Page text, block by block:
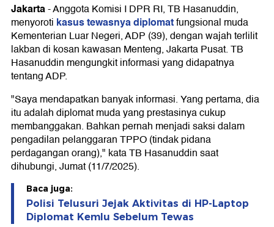
Jakarta-Anggota Komisi I DPR RI, TB Hasanuddin,
menyoroti kasus tewasnya diplomatfungsional muda
Kementerian Luar Negeri, ADP (39), dengan wajah terlilit
lakban di kosan kawasan Menteng, Jakarta Pusat. TB
Hasanuddin mengungkit informasi yang didapatnya
tentang ADP.
"Saya mendapatkan banyak informasi. Yang pertama, dia
itu adalah diplomat muda yang prestasinya cukup
membanggakan. Bahkan pernah menjadi saksi dalam
pengadilan pelanggaran TPPO (tindak pidana
perdagangan orang)," kata TB Hasanuddin saat
dihubungi, Jumat (11/7/2025).
Baca juga:
Polisi Telusuri Jejak Aktivitas di HP-Laptop
Diplomat Kemlu Sebelum Tewas